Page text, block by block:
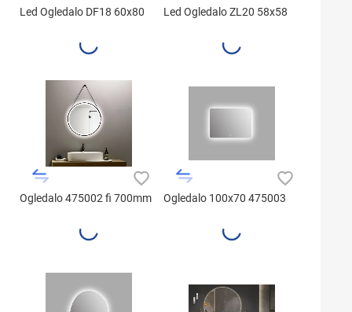
Led Ogledalo DF18 60x80 Led Ogledalo ZL20 58x58
Ogledalo 475002 fi 700mm Ogledalo 100x70 475003